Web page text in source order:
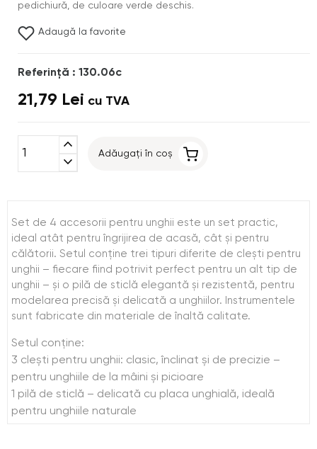
pedichiură, de culoare verde deschis.
Adaugă la favorite
Referinţă : 130.06c
21,79 Lei cu TVA
expand_less
expand_more
Adăugați în coș
Set de 4 accesorii pentru unghii este un set practic,
ideal atât pentru îngrijirea de acasă, cât și pentru
călătorii. Setul conține trei tipuri diferite de clești pentru
unghii – fiecare fiind potrivit perfect pentru un alt tip de
unghii – și o pilă de sticlă elegantă și rezistentă, pentru
modelarea precisă și delicată a unghiilor. Instrumentele
sunt fabricate din materiale de înaltă calitate.
Setul conține:
3 clești pentru unghii: clasic, înclinat și de precizie –
pentru unghiile de la mâini și picioare
1 pilă de sticlă – delicată cu placa unghială, ideală
pentru unghiile naturale